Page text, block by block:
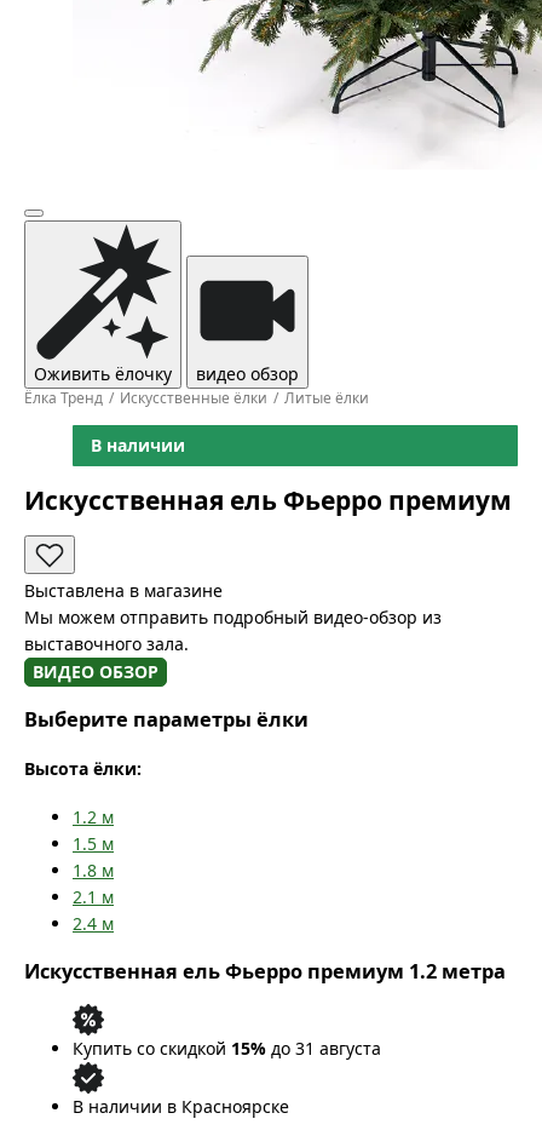
Оживить ёлочку видео обзор
Ёлка Тренд Искусственные ёлки Литые ёлки
В наличии
Искусственная ель Фьерро премиум
Выставлена в магазине
Мы можем отправить подробный видео-обзор из
выставочного зала.
ВИДЕО ОБЗОР
Выберите параметры ёлки
Высота ёлки:
1.2 м
1.5 м
1.8 м
2.1 м
2.4 м
Искусственная ель Фьерро премиум 1.2 метра
Купить со скидкой 15% до 31 августа
В наличии в Красноярске